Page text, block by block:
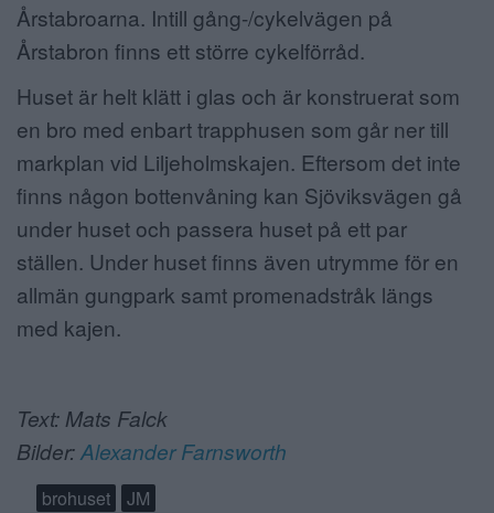
Årstabroarna. Intill gång-/cykelvägen på
Årstabron finns ett större cykelförråd.
Huset är helt klätt i glas och är konstruerat som
en bro med enbart trapphusen som går ner till
markplan vid Liljeholmskajen. Eftersom det inte
finns någon bottenvåning kan Sjöviksvägen gå
under huset och passera huset på ett par
ställen. Under huset finns även utrymme för en
allmän gungpark samt promenadstråk längs
med kajen.
Text: Mats Falck
Bilder:Alexander Farnsworth
brohuset JM